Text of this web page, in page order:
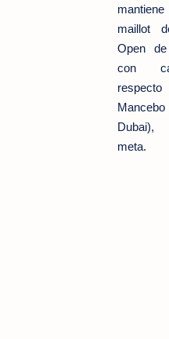
maillot
Open
con
respecto
Dubai),
meta.